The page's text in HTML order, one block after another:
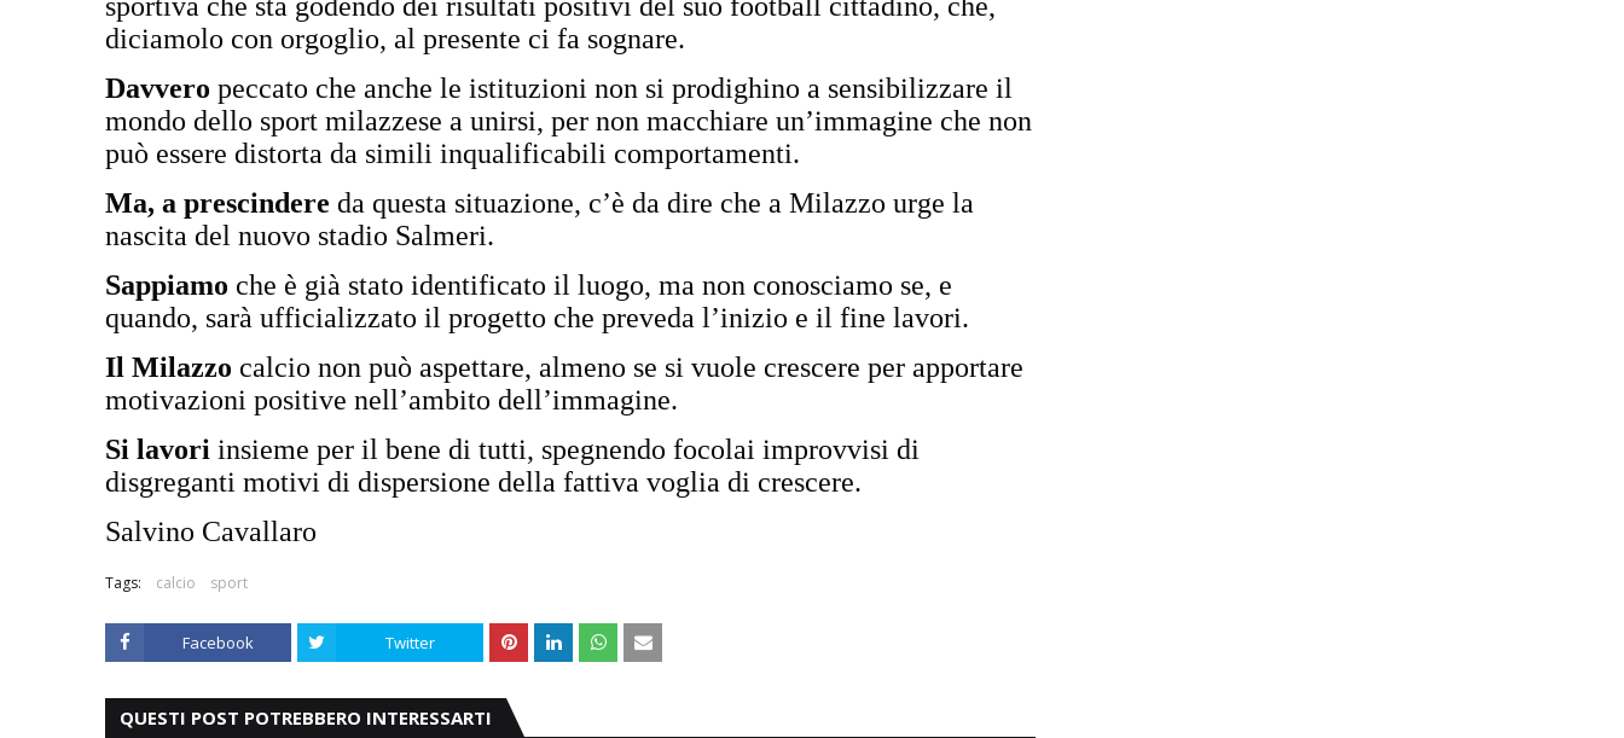
diciamolo con orgoglio, al presente ci fa sognare.
Davvero peccato che anche le istituzioni non si prodighino a sensibilizzare il
mondo dello sport milazzese a unirsi, per non macchiare un’immagine che non
può essere distorta da simili inqualificabili comportamenti.
Ma, a prescindere da questa situazione, c’è da dire che a Milazzo urge la
nascita del nuovo stadio Salmeri.
Sappiamo che è già stato identificato il luogo, ma non conosciamo se, e
quando, sarà ufficializzato il progetto che preveda l’inizio e il fine lavori.
Il Milazzo calcio non può aspettare, almeno se si vuole crescere per apportare
motivazioni positive nell’ambito dell’immagine.
Si lavori insieme per il bene di tutti, spegnendo focolai improvvisi di
disgreganti motivi di dispersione della fattiva voglia di crescere.
Salvino Cavallaro
Tags: calcio sport
Facebook Twitter
QUESTI POST POTREBBERO INTERESSARTI